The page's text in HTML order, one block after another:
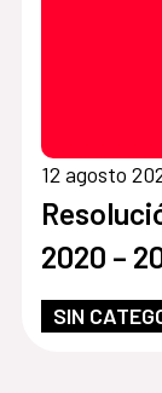
12 agosto
2020 –
SIN